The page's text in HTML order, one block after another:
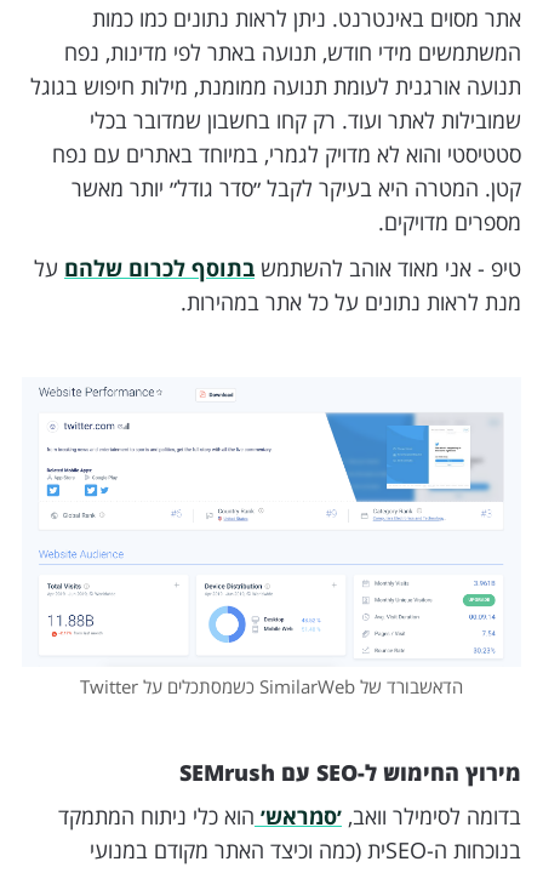
אתר מסוים באינטרנט. ניתן לראות נתונים כמו כמות
המשתמשים מידי חודש, תנועה באתר לפי מדינות, נפח
תנועה אורגנית לעומת תנועה ממומנת, מילות חיפוש בגוגל
שמובילות לאתר ועוד. רק קחו בחשבון שמדובר בכלי
סטטיסטי והוא לא מדויק לגמרי, במיוחד באתרים עם נפח
קטן. המטרה היא בעיקר לקבל ״סדר גודל״ יותר מאשר
מספרים מדויקים.
טיפ - אני מאוד אוהב להשתמש בתוסף לכרום שלהם על
מנת לראות נתונים על כל אתר במהירות.
הדאשבורד של SimilarWeb כשמסתכלים על Twitter
מירוץ החימוש ל-SEO עם SEMrush
בדומה לסימילר וואב, ׳סמראש׳ הוא כלי ניתוח המתמקד
בנוכחות ה-SEOית (כמה וכיצד האתר מקודם במנועי